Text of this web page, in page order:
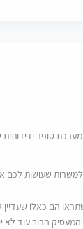
סופר
למשרות שעושות לכם
הם כאלו
הרוב עוד לא